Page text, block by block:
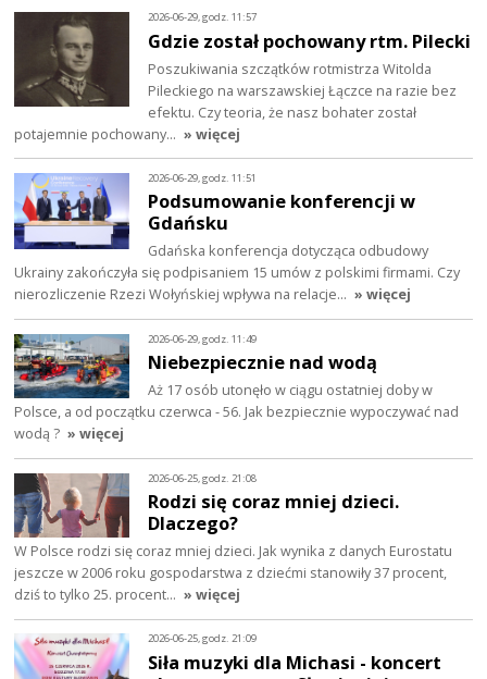
2026-06-29, godz. 11:57
Gdzie został pochowany rtm. Pilecki
Poszukiwania szczątków rotmistrza Witolda
Pileckiego na warszawskiej Łączce na razie bez
efektu. Czy teoria, że nasz bohater został
potajemnie pochowany… » więcej
2026-06-29, godz. 11:51
Podsumowanie konferencji w
Gdańsku
Gdańska konferencja dotycząca odbudowy
Ukrainy zakończyła się podpisaniem 15 umów z polskimi firmami. Czy
nierozliczenie Rzezi Wołyńskiej wpływa na relacje… » więcej
2026-06-29, godz. 11:49
Niebezpiecznie nad wodą
Aż 17 osób utonęło w ciągu ostatniej doby w
Polsce, a od początku czerwca - 56. Jak bezpiecznie wypoczywać nad
wodą ? » więcej
2026-06-25, godz. 21:08
Rodzi się coraz mniej dzieci.
Dlaczego?
W Polsce rodzi się coraz mniej dzieci. Jak wynika z danych Eurostatu
jeszcze w 2006 roku gospodarstwa z dziećmi stanowiły 37 procent,
dziś to tylko 25. procent… » więcej
2026-06-25, godz. 21:09
Siła muzyki dla Michasi - koncert